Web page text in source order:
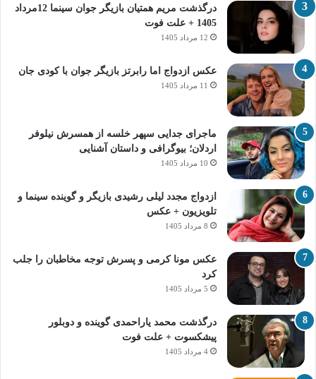
درگذشت مریم همتیان بازیگر جوان سینما 12مرداد
1405 + علت فوت
12 مرداد 1405
عکس ازدواج اما رابرتز بازیگر جوان با کودی جان
11 مرداد 1405
ماجرای جدایی سپهر خلسه از همسرش نیلوفر
اردلان؛ بیوگرافی و داستان آشنایی
10 مرداد 1405
ازدواج مجدد لیلی رشیدی بازیگر و گوینده سینما و
تلویزیون + عکس
8 مرداد 1405
عکس مونا کرمی و پسرش توجه مخاطبان را جلب
کرد
5 مرداد 1405
درگذشت محمد یاراحمدی گوینده و دوبلور
پیشکسوت + علت فوت
4 مرداد 1405